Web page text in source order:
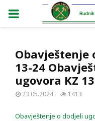
PRIMARY
Obavještenje
13-24
ugovora KZ
23.05.2024. 1413
Obavještenje o dodjeli